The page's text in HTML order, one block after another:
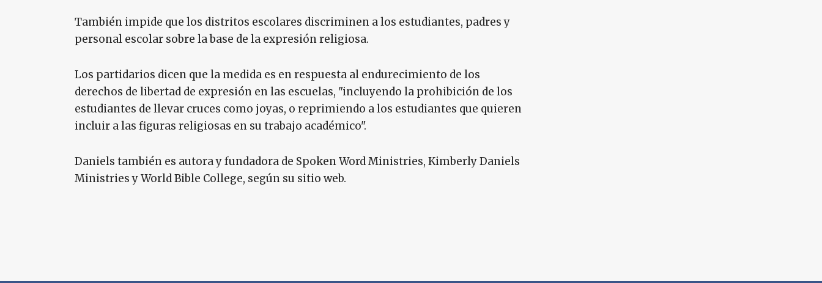
También impide que los distritos escolares discriminen a los estudiantes, padres y
personal escolar sobre la base de la expresión religiosa.
Los partidarios dicen que la medida es en respuesta al endurecimiento de los
derechos de libertad de expresión en las escuelas, "incluyendo la prohibición de los
estudiantes de llevar cruces como joyas, o reprimiendo a los estudiantes que quieren
incluir a las figuras religiosas en su trabajo académico".
Daniels también es autora y fundadora de Spoken Word Ministries, Kimberly Daniels
Ministries y World Bible College, según su sitio web.